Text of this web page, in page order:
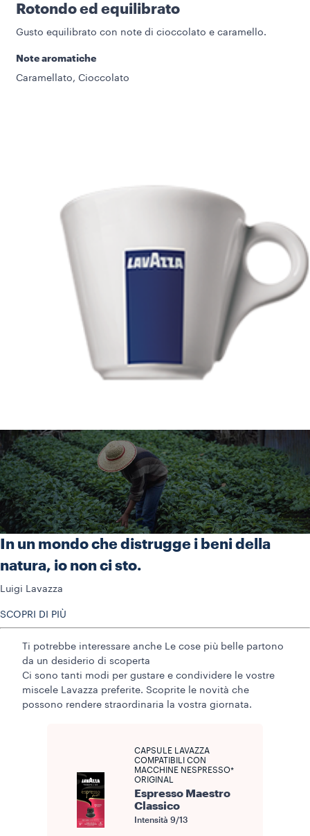
Rotondo ed equilibrato
Gusto equilibrato con note di cioccolato e caramello.
Note aromatiche
Caramellato, Cioccolato
In un mondo che distrugge i beni della
natura, io non ci sto.
Luigi Lavazza
SCOPRI DI PIÙ
Ti potrebbe interessare anche Le cose più belle partono
da un desiderio di scoperta
Ci sono tanti modi per gustare e condividere le vostre
miscele Lavazza preferite. Scoprite le novità che
possono rendere straordinaria la vostra giornata.
CAPSULE LAVAZZA
COMPATIBILI CON
MACCHINE NESPRESSO*
ORIGINAL
Espresso Maestro
Classico
Intensità 9/13